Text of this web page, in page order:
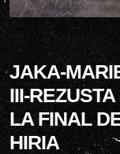
JAKA-
III-
LA FINAL
HIRIA